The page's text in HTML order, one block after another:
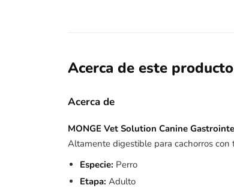
Acerca de este producto
Acerca de
MONGE Vet Solution Canine
Altamente digestible para cachorros
Especie: Perro
Etapa: Adulto